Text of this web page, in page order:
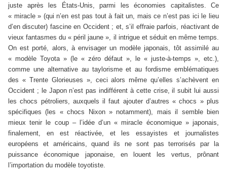
juste après les
États-Unis, parmi les économies capitalistes. Ce
« miracle » (qui n’en est pas tout à fait un, mais ce n’est pas ici le lieu
d’en discuter) fascine en Occident ; et, s’il effraie parfois, réactivant de
vieux fantasmes du « péril jaune », il intrigue et séduit en même temps.
On est porté, alors, à envisager un modèle japonais, tôt assimilé au
« modèle Toyota » (le « zéro défaut », le « juste-à-temps », etc.),
comme une alternative au taylorisme et au fordisme emblématiques
des « Trente Glorieuses », ceci alors même qu’elles s’achèvent en
Occident ; le Japon n’est pas indifférent à cette crise, il subit lui aussi
les chocs pétroliers, auxquels il faut ajouter d’autres « chocs » plus
spécifiques (les « chocs Nixon » notamment), mais il semble bien
mieux tenir le coup – l’idée d’un « miracle économique » japonais,
finalement, en est réactivée, et les essayistes et journalistes
européens et américains, quand ils ne sont pas terrorisés par la
puissance économique japonaise, en louent les vertus, prônant
l’importation du modèle toyotiste.